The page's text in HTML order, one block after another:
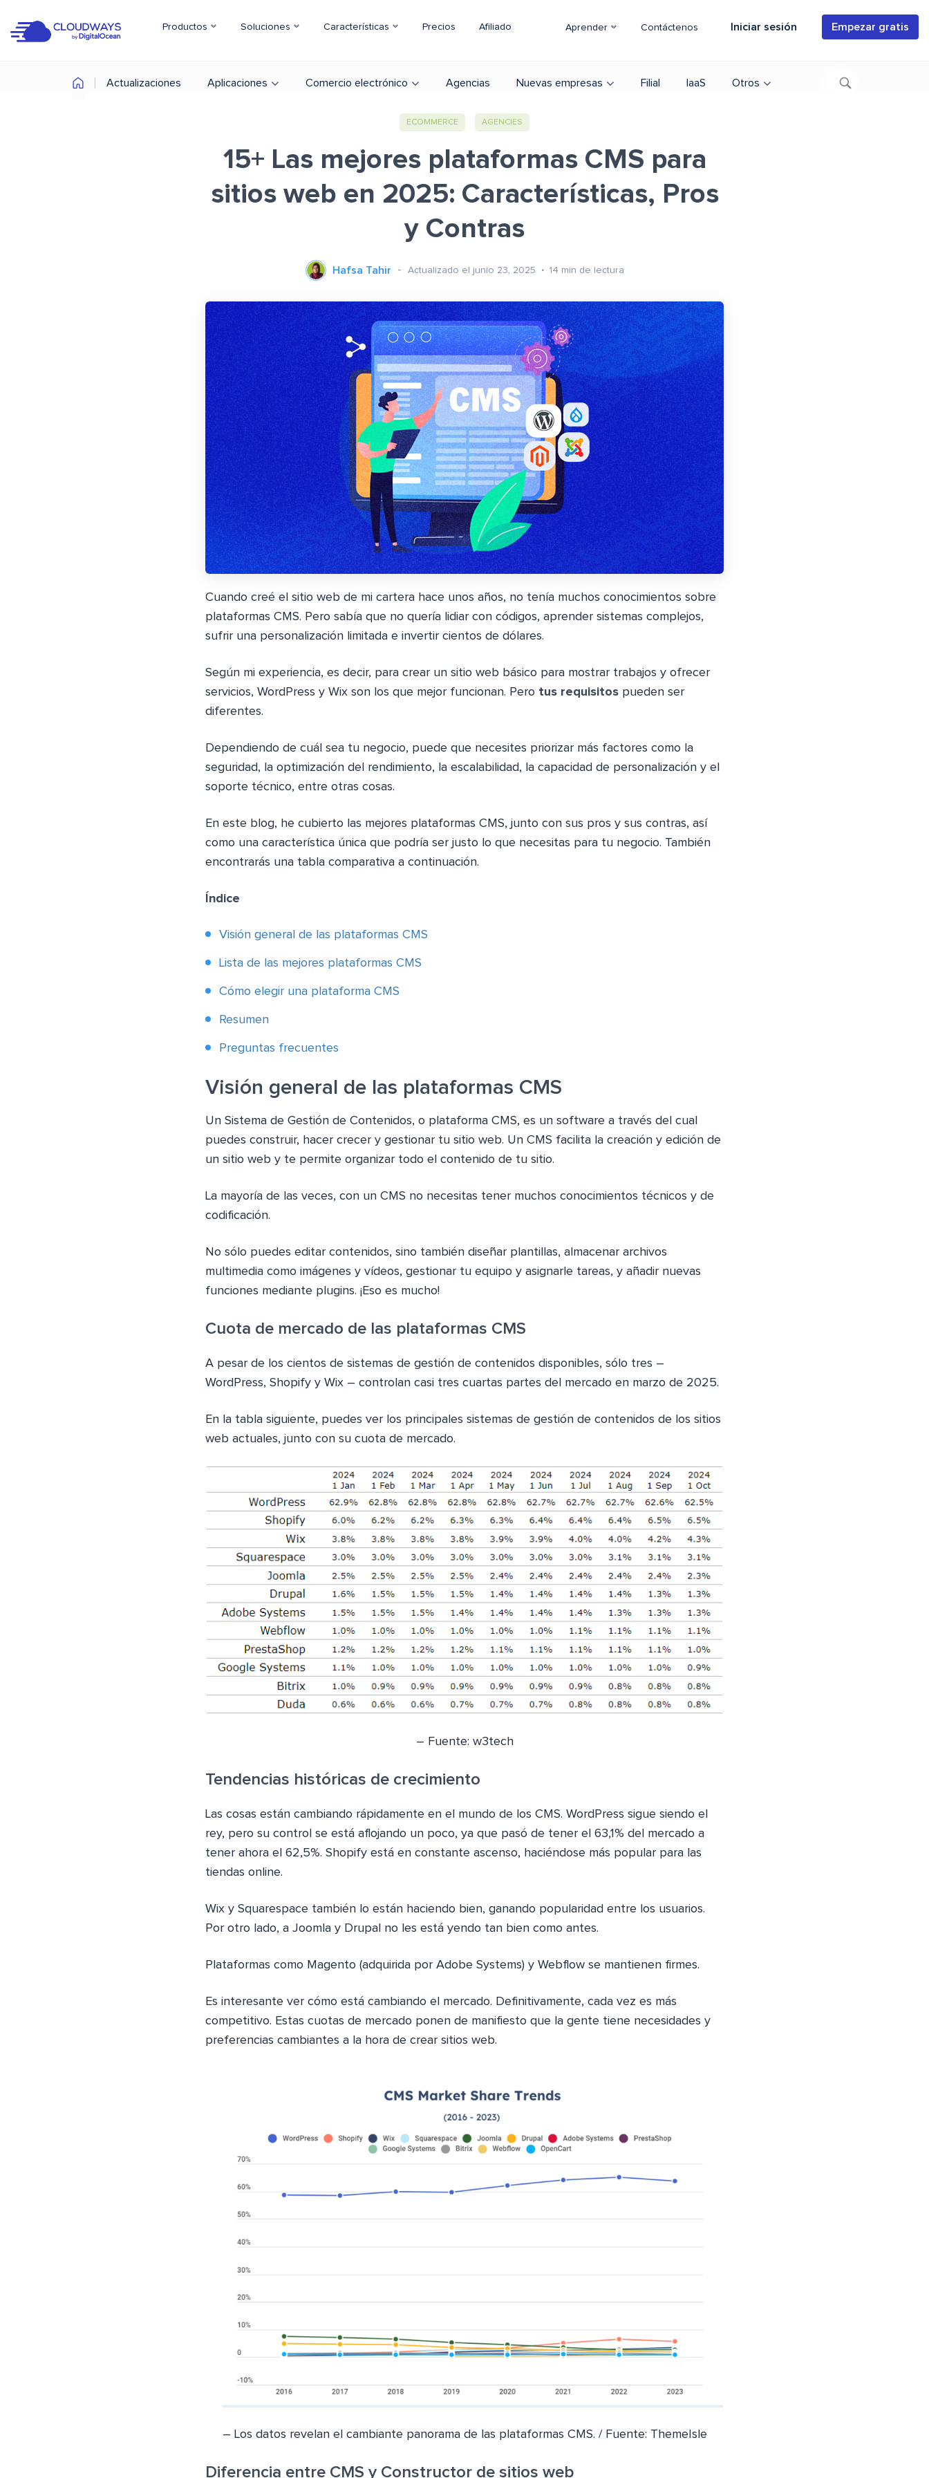
Productos Soluciones Características Precios Afiliado Aprender Contáctenos Iniciar sesión Empezar gratis
Actualizaciones Aplicaciones Comercio electrónico Agencias Nuevas empresas Filial IaaS Otros
ECOMMERCE AGENCIES
15+ Las mejores plataformas CMS para
sitios web en 2025: Características, Pros
y Contras
Hafsa Tahir Actualizado el junio 23, 2025 14 min de lectura
Cuando creé el sitio web de mi cartera hace unos años, no tenía muchos conocimientos sobre
plataformas CMS. Pero sabía que no quería lidiar con códigos, aprender sistemas complejos,
sufrir una personalización limitada e invertir cientos de dólares.
Según mi experiencia, es decir, para crear un sitio web básico para mostrar trabajos y ofrecer
servicios, WordPress y Wix son los que mejor funcionan. Pero tus requisitos pueden ser
diferentes.
Dependiendo de cuál sea tu negocio, puede que necesites priorizar más factores como la
seguridad, la optimización del rendimiento, la escalabilidad, la capacidad de personalización y el
soporte técnico, entre otras cosas.
En este blog, he cubierto las mejores plataformas CMS, junto con sus pros y sus contras, así
como una característica única que podría ser justo lo que necesitas para tu negocio. También
encontrarás una tabla comparativa a continuación.
Índice
Visión general de las plataformas CMS
Lista de las mejores plataformas CMS
Cómo elegir una plataforma CMS
Resumen
Preguntas frecuentes
Visión general de las plataformas CMS
Un Sistema de Gestión de Contenidos, o plataforma CMS, es un software a través del cual
puedes construir, hacer crecer y gestionar tu sitio web. Un CMS facilita la creación y edición de
un sitio web y te permite organizar todo el contenido de tu sitio.
La mayoría de las veces, con un CMS no necesitas tener muchos conocimientos técnicos y de
codificación.
No sólo puedes editar contenidos, sino también diseñar plantillas, almacenar archivos
multimedia como imágenes y vídeos, gestionar tu equipo y asignarle tareas, y añadir nuevas
funciones mediante plugins. ¡Eso es mucho!
Cuota de mercado de las plataformas CMS
A pesar de los cientos de sistemas de gestión de contenidos disponibles, sólo tres –
WordPress, Shopify y Wix – controlan casi tres cuartas partes del mercado en marzo de 2025.
En la tabla siguiente, puedes ver los principales sistemas de gestión de contenidos de los sitios
web actuales, junto con su cuota de mercado.
– Fuente: w3tech
Tendencias históricas de crecimiento
Las cosas están cambiando rápidamente en el mundo de los CMS. WordPress sigue siendo el
rey, pero su control se está aflojando un poco, ya que pasó de tener el 63,1% del mercado a
tener ahora el 62,5%. Shopify está en constante ascenso, haciéndose más popular para las
tiendas online.
Wix y Squarespace también lo están haciendo bien, ganando popularidad entre los usuarios.
Por otro lado, a Joomla y Drupal no les está yendo tan bien como antes.
Plataformas como Magento (adquirida por Adobe Systems) y Webflow se mantienen firmes.
Es interesante ver cómo está cambiando el mercado. Definitivamente, cada vez es más
competitivo. Estas cuotas de mercado ponen de manifiesto que la gente tiene necesidades y
preferencias cambiantes a la hora de crear sitios web.
– Los datos revelan el cambiante panorama de las plataformas CMS. / Fuente: ThemeIsle
Diferencia entre CMS y Constructor de sitios web